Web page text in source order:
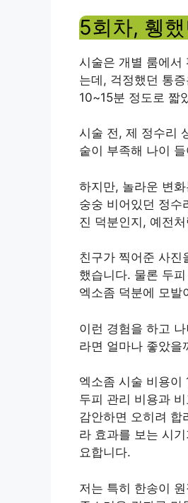
5회차, 휑
시술은 개별 룸에서
는데, 걱정했던 통
10~15분 정도로 짧
시술 전, 제 정수리
숱이 부족해 나이
하지만, 놀라운 변
숭숭 비어있던 정수
진 덕분인지, 예전
친구가 찍어준 사진
했습니다. 물론 두
엑소좀 덕분에 모발
이런 경험을 하고
라면 얼마나 좋았을
엑소좀 시술 비용이
두피 관리 비용과
감안하면 오히려 합
라 효과를 보는 시
요합니다.
저는 특히 한송이